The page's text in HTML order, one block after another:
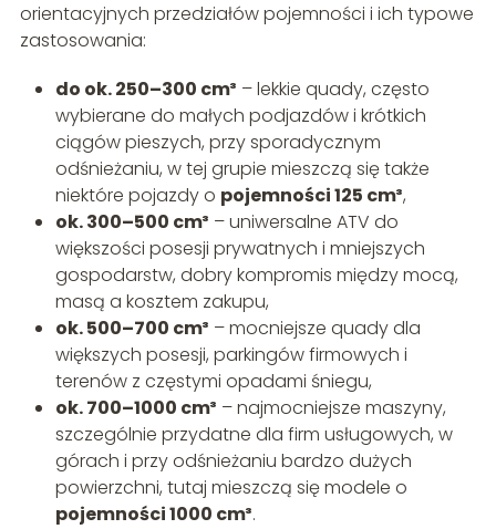
orientacyjnych przedziałów pojemności i ich typowe
zastosowania:
do ok. 250–300 cm³ – lekkie quady, często
wybierane do małych podjazdów i krótkich
ciągów pieszych, przy sporadycznym
odśnieżaniu, w tej grupie mieszczą się także
niektóre pojazdy o pojemności 125 cm³,
ok. 300–500 cm³ – uniwersalne ATV do
większości posesji prywatnych i mniejszych
gospodarstw, dobry kompromis między mocą,
masą a kosztem zakupu,
ok. 500–700 cm³ – mocniejsze quady dla
większych posesji, parkingów firmowych i
terenów z częstymi opadami śniegu,
ok. 700–1000 cm³ – najmocniejsze maszyny,
szczególnie przydatne dla firm usługowych, w
górach i przy odśnieżaniu bardzo dużych
powierzchni, tutaj mieszczą się modele o
pojemności 1000 cm³.